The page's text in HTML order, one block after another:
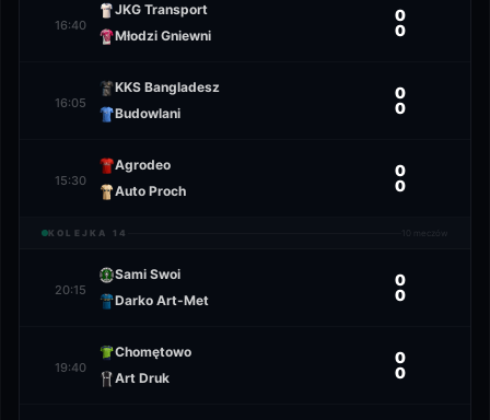
16:40
JKG Transport
Młodzi Gniewni
0
0
16:05
KKS Bangladesz
Budowlani
0
0
15:30
Agrodeo
Auto Proch
0
0
KOLEJKA 14 meczów
20:15
Sami Swoi
Darko Art-Met
0
0
19:40
Chomętowo
Art Druk
0
0